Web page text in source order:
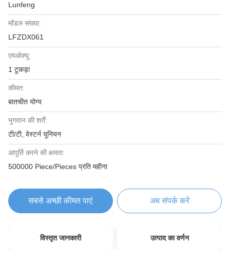
Lunfeng
मॉडल संख्या:
LFZDX061
एमओक्यू:
1 टुकड़ा
कीमत:
बातचीत योग्य
भुगतान की शर्तें:
टी/टी, वेस्टर्न यूनियन
आपूर्ति करने की क्षमता:
500000 Piece/Pieces प्रति महीना
सबसे अच्छी कीमत पाएं अब संपर्क करें
विस्तृत जानकारी उत्पाद का वर्णन